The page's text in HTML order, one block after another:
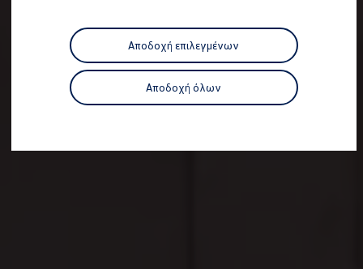
Αποδοχή επιλεγμένων
Αποδοχή όλων
Εξουσιοδοτημένο Δίκτυο Volkswagen
Αστυπάλαια: Κίνητρα Επιδότησης
Volkswagen Bulli - 75 Χρόνια Κληρονομιάς
Bulli magazine
VW Bus History